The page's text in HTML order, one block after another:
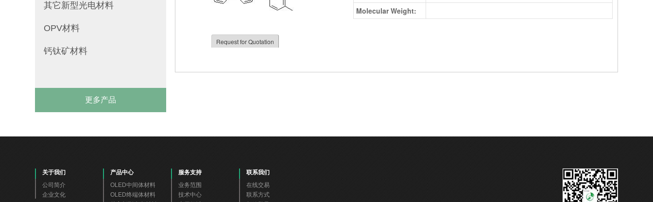
其它新型光电材料
OPV材料
钙钛矿材料
更多产品
Request for Quotation
Molecular Weight:
关于我们
公司简介
企业文化
产品中心
OLED中间体材料
OLED终端体材料
服务支持
业务范围
技术中心
联系我们
在线交易
联系方式